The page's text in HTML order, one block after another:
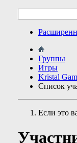
Группы
Игры
Kristal
Список
Если это